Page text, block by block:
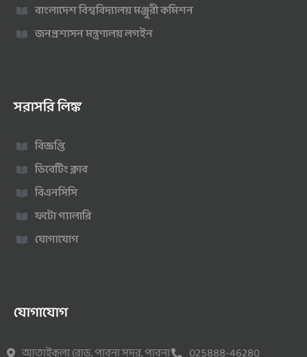
বাংলাদেশ বিশ্ববিদ্যালয় মঞ্জুরী কমিশন
জনপ্রশাসন মন্ত্রণালয় লগইন
সরাসরি লিঙ্ক
বিজ্ঞপ্তি
ডিবেটিং ক্লাব
বিএনসিসি
ফটো গ্যালারি
যোগাযোগ
যোগাযোগ
আতাইকুলা রোড, পাবনা সদর, পাবনা 025888-46280